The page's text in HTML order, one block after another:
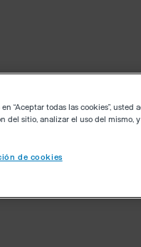
“Aceptar todas las cookies”,
del sitio, analizar el uso del
de cookies